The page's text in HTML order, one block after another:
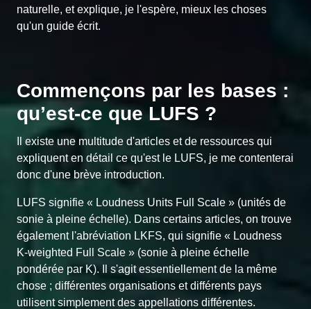
naturelle, et explique, je l'espère, mieux les choses
qu'un guide écrit.
Commençons par les bases :
qu’est-ce que LUFS ?
Il existe une multitude d'articles et de ressources qui
expliquent en détail ce qu'est le LUFS, je me contenterai
donc d'une brève introduction.
LUFS signifie « Loudness Units Full Scale » (unités de
sonie à pleine échelle). Dans certains articles, on trouve
également l'abréviation LKFS, qui signifie « Loudness
K-weighted Full Scale » (sonie à pleine échelle
pondérée par K). Il s'agit essentiellement de la même
chose ; différentes organisations et différents pays
utilisent simplement des appellations différentes.